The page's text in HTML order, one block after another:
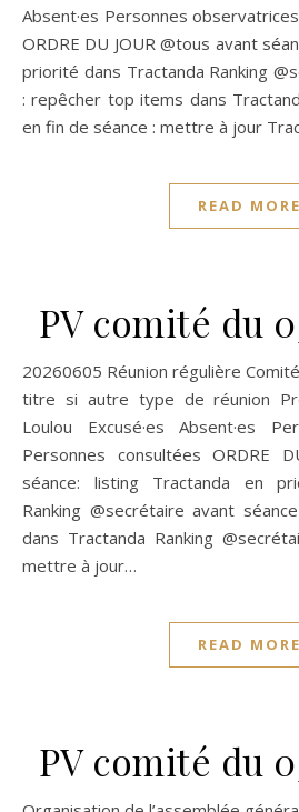
Absent·es Personnes
ORDRE DU JOUR @tous avant
priorité dans Tractanda Ranking
: repêcher top items dans
en fin de séance : mettre à jour
READ MORE
PV comité du
20260605 Réunion régulière Comité @secrétaire : modifier
titre si autre type de réunion
Loulou Excusé·es Absent·es
Personnes consultées ORDRE
séance: listing Tractanda en
Ranking @secrétaire avant
dans Tractanda Ranking
mettre à jour…
READ MORE
PV comité du